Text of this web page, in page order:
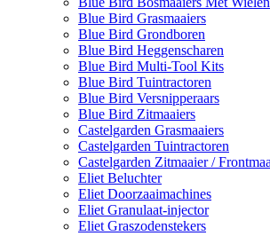
Blue Bird Grasmaaiers
Blue Bird Grondboren
Blue Bird Heggenscharen
Blue Bird Multi-Tool Kits
Blue Bird Tuintractoren
Blue Bird Versnipperaars
Blue Bird Zitmaaiers
Castelgarden Grasmaaiers
Castelgarden Tuintractoren
Castelgarden Zitmaaier /
Eliet Beluchter
Eliet Doorzaaimachines
Eliet Granulaat-injector
Eliet Graszodenstekers